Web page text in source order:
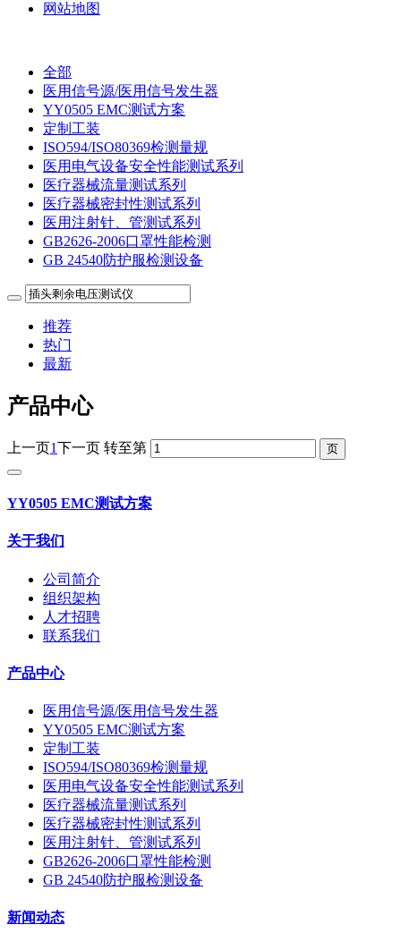
网站地图
全部
医用信号源/医用信号发生器
YY0505 EMC测试方案
定制工装
ISO594/ISO80369检测量规
医用电气设备安全性能测试系列
医疗器械流量测试系列
医疗器械密封性测试系列
医用注射针、管测试系列
GB2626-2006口罩性能检测
GB 24540防护服检测设备
推荐
热门
最新
产品中心
上一页1下一页 转至第
YY0505 EMC测试方案
关于我们
公司简介
组织架构
人才招聘
联系我们
产品中心
医用信号源/医用信号发生器
YY0505 EMC测试方案
定制工装
ISO594/ISO80369检测量规
医用电气设备安全性能测试系列
医疗器械流量测试系列
医疗器械密封性测试系列
医用注射针、管测试系列
GB2626-2006口罩性能检测
GB 24540防护服检测设备
新闻动态